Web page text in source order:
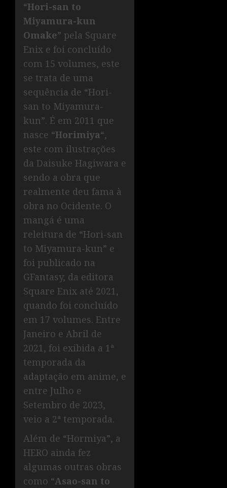
“Hori-san to
Miyamura-kun
Omake” pela Square
Enix e foi concluído
com 15 volumes, este
se trata de uma
sequência de “Hori-
san to Miyamura-
kun”. É em 2011 que
nasce “Horimiya“,
este com ilustrações
da Daisuke Hagiwara e
sendo a obra que
realmente deu fama à
obra no Ocidente. O
mangá é uma
releitura de “Hori-san
to Miyamura-kun” e
foi publicado na
GFantasy, da editora
Square Enix até 2021,
quando foi concluído
em 17 volumes. Entre
Janeiro e Abril de
2021, foi exibida a 1ª
temporada da
adaptação em anime, e
entre Julho e
Setembro de 2023,
veio a 2ª temporada.
Além de “Hormiya”, a
HERO ainda fez
algumas outras obras
como “Asao-san to